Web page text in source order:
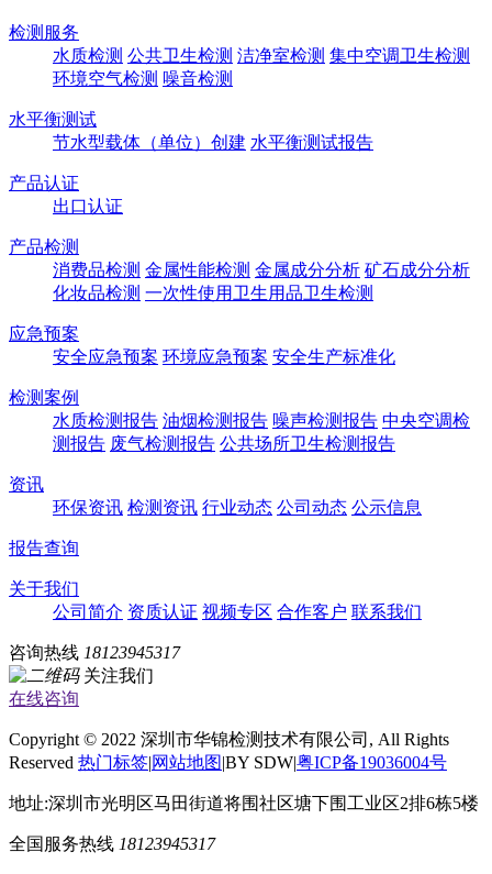
检测服务
水质检测 公共卫生检测 洁净室检测 集中空调卫生检测
环境空气检测 噪音检测
水平衡测试
节水型载体（单位）创建 水平衡测试报告
产品认证
出口认证
产品检测
消费品检测 金属性能检测 金属成分分析 矿石成分分析
化妆品检测 一次性使用卫生用品卫生检测
应急预案
安全应急预案 环境应急预案 安全生产标准化
检测案例
水质检测报告 油烟检测报告 噪声检测报告 中央空调检
测报告 废气检测报告 公共场所卫生检测报告
资讯
环保资讯 检测资讯 行业动态 公司动态 公示信息
报告查询
关于我们
公司简介 资质认证 视频专区 合作客户 联系我们
咨询热线 18123945317
关注我们
在线咨询
Copyright © 2022 深圳市华锦检测技术有限公司, All Rights
Reserved 热门标签|网站地图|BY SDW|粤ICP备19036004号
地址:深圳市光明区马田街道将围社区塘下围工业区2排6栋5楼
全国服务热线 18123945317